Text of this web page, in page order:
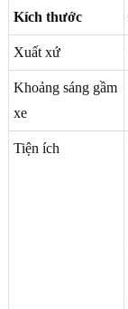
Kích thước
Xuất xứ
Khoảng sáng gầm
xe
Tiện ích